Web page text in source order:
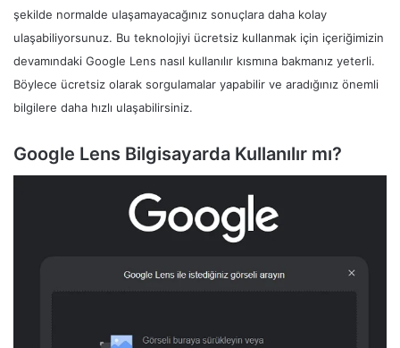
şekilde normalde ulaşamayacağınız sonuçlara daha kolay
ulaşabiliyorsunuz. Bu teknolojiyi ücretsiz kullanmak için içeriğimizin
devamındaki Google Lens nasıl kullanılır kısmına bakmanız yeterli.
Böylece ücretsiz olarak sorgulamalar yapabilir ve aradığınız önemli
bilgilere daha hızlı ulaşabilirsiniz.
Google Lens Bilgisayarda Kullanılır mı?